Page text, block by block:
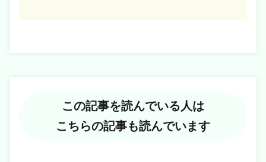
この記事を読んでいる人は
こちらの記事も読んでいます